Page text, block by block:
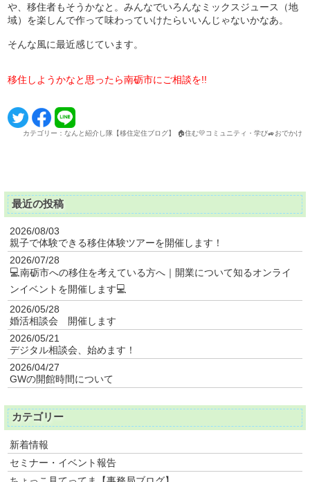
や、移住者もそうかなと。みんなでいろんなミックスジュース（地
域）を楽しんで作って味わっていけたらいいんじゃないかなあ。
そんな風に最近感じています。
移住しようかなと思ったら南砺市にご相談を!!
カテゴリー：なんと紹介し隊【移住定住ブログ】 🏠住む💛コミュニティ・学び🚙おでかけ
最近の投稿
2026/08/03
親子で体験できる移住体験ツアーを開催します！
2026/07/28
💻南砺市への移住を考えている方へ｜開業について知るオンライ
ンイベントを開催します💻
2026/05/28
婚活相談会 開催します
2026/05/21
デジタル相談会、始めます！
2026/04/27
GWの開館時間について
カテゴリー
新着情報
セミナー・イベント報告